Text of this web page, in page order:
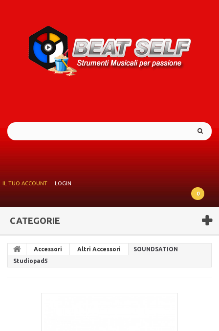
IL TUO ACCOUNT
LOGIN
0
CATEGORIE
Accessori Altri Accessori
SOUNDSATION
Studiopad5